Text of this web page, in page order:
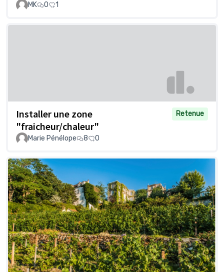
MK 0 1
Installer une zone
"fraicheur/chaleur"
Retenue
Marie Pénélope 8 0